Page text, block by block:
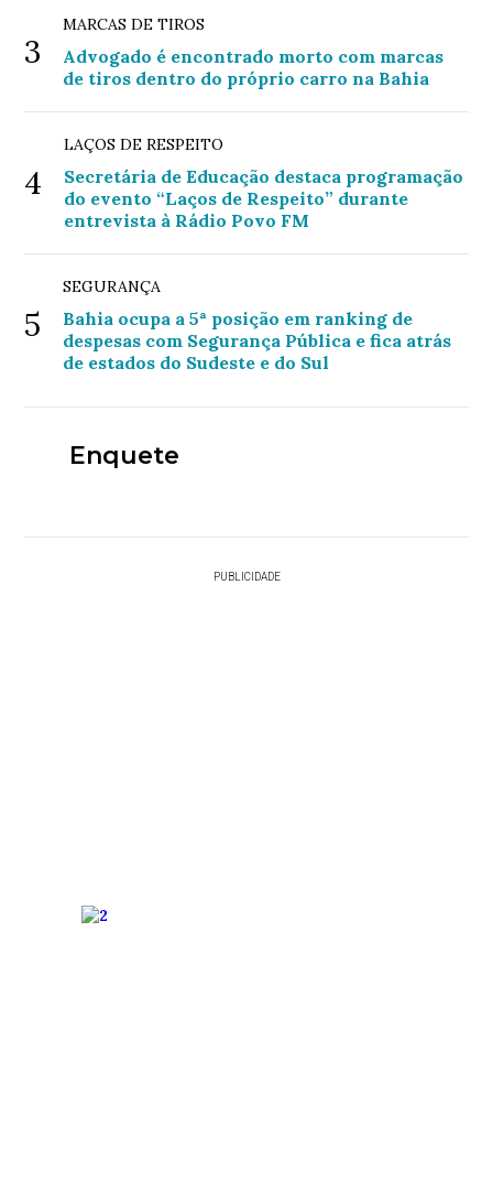
3
MARCAS DE TIROS
Advogado é encontrado morto com marcas
de tiros dentro do próprio carro na Bahia
4
LAÇOS DE RESPEITO
Secretária de Educação destaca programação
do evento “Laços de Respeito” durante
entrevista à Rádio Povo FM
5
SEGURANÇA
Bahia ocupa a 5ª posição em ranking de
despesas com Segurança Pública e fica atrás
de estados do Sudeste e do Sul
Enquete
PUBLICIDADE